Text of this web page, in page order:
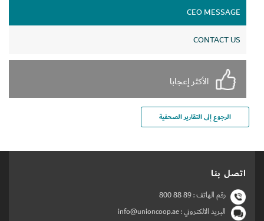
CEO MESSAGE
CONTACT US
الأكثر إعجابا
الرجوع إلى التقارير الصحفية
اتصل بنا
رقم الهاتف :800 88 89
البريد الالكتروني : info@unioncoop.ae